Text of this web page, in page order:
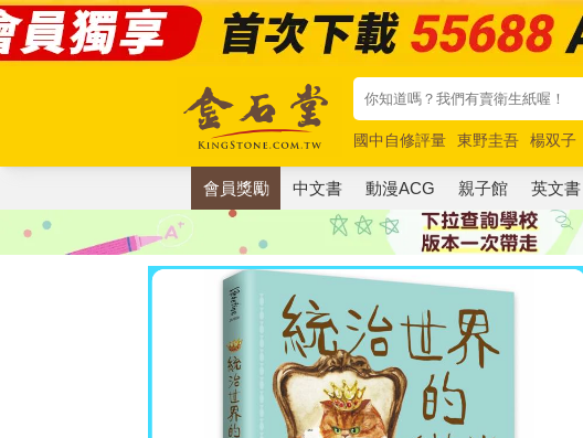
國中自修評量 東野圭吾 楊双子
唯紅花綻放
奧德賽 路邊攤新作
會員獎勵 中文書 動漫ACG 親子館 英文書